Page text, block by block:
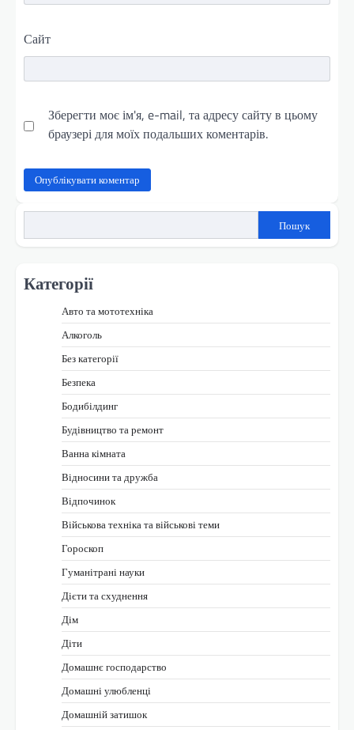
Сайт
Зберегти моє ім'я, e-mail, та адресу сайту в цьому
браузері для моїх подальших коментарів.
Пошук
Категорії
Авто та мототехніка
Алкоголь
Без категорії
Безпека
Бодибілдинг
Будівництво та ремонт
Ванна кімната
Відносини та дружба
Відпочинок
Військова техніка та військові теми
Гороскоп
Гуманітрані науки
Дієти та схуднення
Дім
Діти
Домашнє господарство
Домашні улюбленці
Домашній затишок